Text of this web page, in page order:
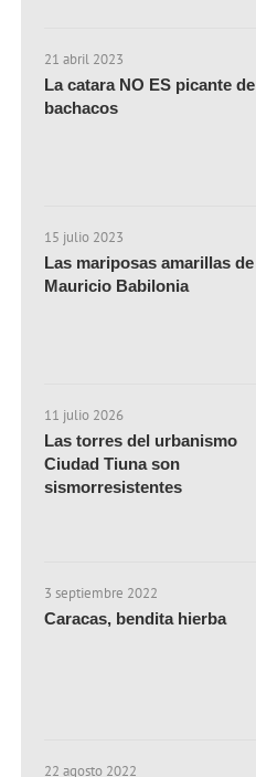
21 abril 2023
La catara NO ES picante de
bachacos
15 julio 2023
Las mariposas amarillas de
Mauricio Babilonia
11 julio 2026
Las torres del urbanismo
Ciudad Tiuna son
sismorresistentes
3 septiembre 2022
Caracas, bendita hierba
22 agosto 2022